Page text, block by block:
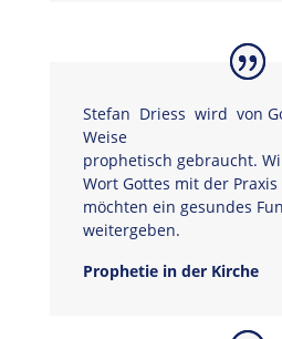
Stefan Driess wird von
Weise
prophetisch gebraucht.
Wort Gottes mit der
möchten ein gesundes
weitergeben.
Prophetie in der Kirche